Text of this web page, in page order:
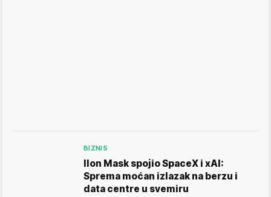
BIZNIS
Ilon Mask spojio SpaceX i xAI:
Sprema moćan izlazak na berzu i
data centre u svemiru